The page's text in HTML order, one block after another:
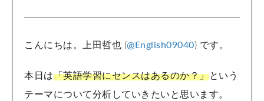
こんにちは。上田哲也 (@English09040) です。
本日は「英語学習にセンスはあるのか？」という
テーマについて分析していきたいと思います。